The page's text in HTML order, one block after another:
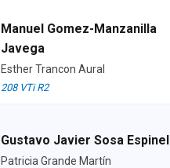
Manuel Gomez-Manzanilla
Javega
Esther Trancon Aural
208 VTi R2
Gustavo Javier Sosa Espinel
Patricia Grande Martín